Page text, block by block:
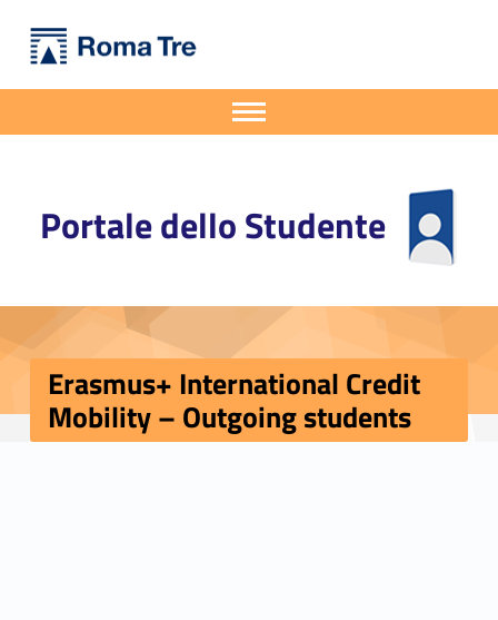
Erasmus+ International Credit Mobility - Outgoing students - Portale dello Studente
Portale dello Studente
Apri il menu secondario
Header info sidebar
Erasmus+ International Credit
Mobility – Outgoing students